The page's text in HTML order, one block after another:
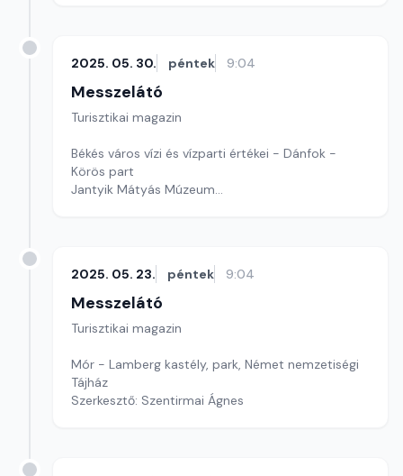
2025. 05. 30. péntek 9:04
Messzelátó
Turisztikai magazin
Békés város vízi és vízparti értékei - Dánfok -
Körös part
Jantyik Mátyás Múzeum
2025. 05. 23. péntek 9:04
Messzelátó
Turisztikai magazin
Mór - Lamberg kastély, park, Német nemzetiségi
Tájház
Szerkesztő: Szentirmai Ágnes